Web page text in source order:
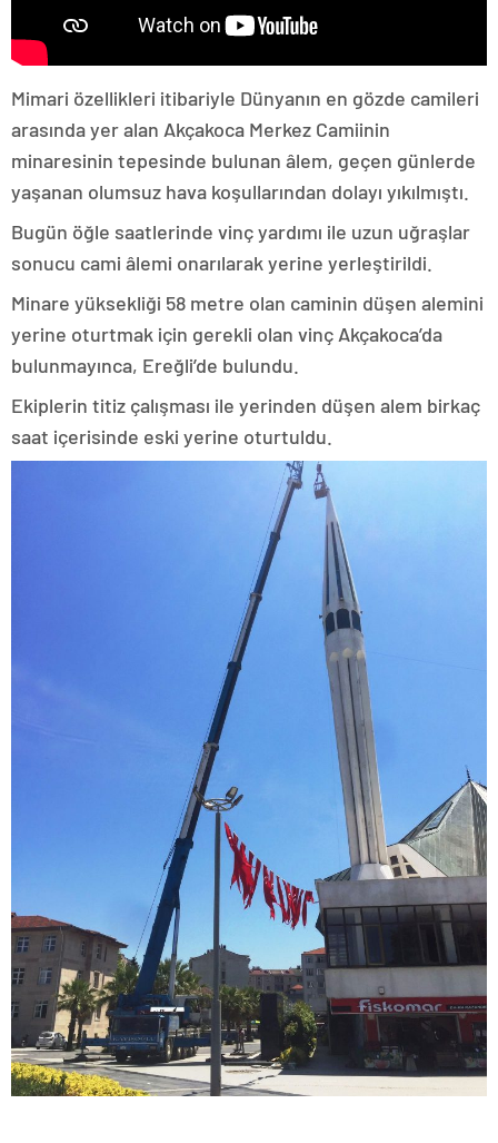
Mimari özellikleri itibariyle Dünyanın en gözde camileri
arasında yer alan Akçakoca Merkez Camiinin
minaresinin tepesinde bulunan âlem, geçen günlerde
yaşanan olumsuz hava koşullarından dolayı yıkılmıştı.
Bugün öğle saatlerinde vinç yardımı ile uzun uğraşlar
sonucu cami âlemi onarılarak yerine yerleştirildi.
Minare yüksekliği 58 metre olan caminin düşen alemini
yerine oturtmak için gerekli olan vinç Akçakoca’da
bulunmayınca, Ereğli’de bulundu.
Ekiplerin titiz çalışması ile yerinden düşen alem birkaç
saat içerisinde eski yerine oturtuldu.